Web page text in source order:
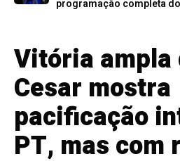
programação completa
Vitória ampla
Cesar mostra
pacificação
PT, mas com